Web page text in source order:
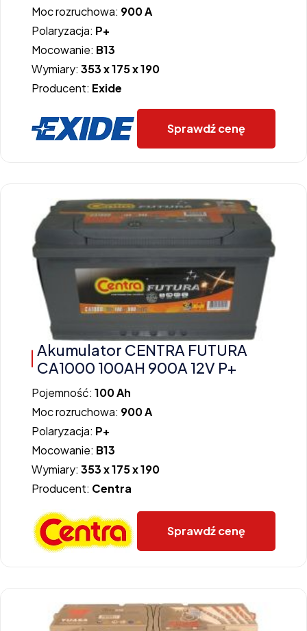
Moc rozruchowa: 900 A
Polaryzacja: P+
Mocowanie: B13
Wymiary: 353 x 175 x 190
Producent: Exide
Sprawdź cenę
Akumulator CENTRA FUTURA
CA1000 100AH 900A 12V P+
Pojemność: 100 Ah
Moc rozruchowa: 900 A
Polaryzacja: P+
Mocowanie: B13
Wymiary: 353 x 175 x 190
Producent: Centra
Sprawdź cenę